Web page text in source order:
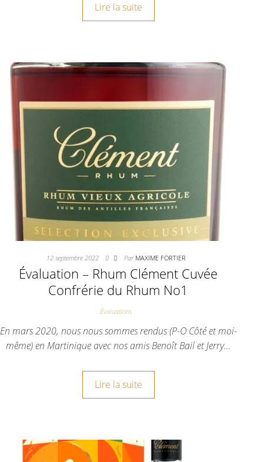
Lire la suite
12 septembre 2022 0 Par MAXIME FORTIER
Évaluation – Rhum Clément Cuvée
Confrérie du Rhum No1
Évaluations
En mars 2020, nous nous sommes rendus (P-O Côté et moi-
même) en Martinique avec nos amis Benoît Bail et Jerry…
Lire la suite